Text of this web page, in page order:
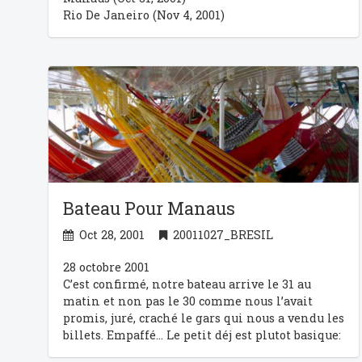
Rio De Janeiro (Nov 4, 2001)
Bateau Pour Manaus
Oct 28, 2001 20011027_BRESIL
28 octobre 2001
C’est confirmé, notre bateau arrive le 31 au
matin et non pas le 30 comme nous l’avait
promis, juré, craché le gars qui nous a vendu les
billets. Empaffé… Le petit déj est plutot basique: